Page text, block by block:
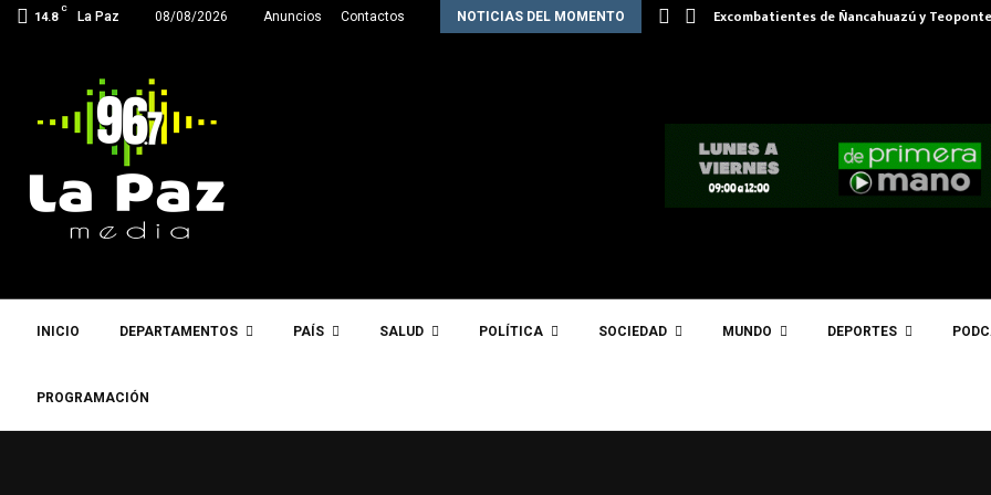
14.8
C
La Paz 08/08/2026 Anuncios Contactos NOTICIAS DEL MOMENTO
Inter Star Rush hace historia y clasifica… Excombatientes de Ñancahuazú y Teoponte
INICIO DEPARTAMENTOS PAÍS SALUD POLÍTICA SOCIEDAD MUNDO DEPORTES
PROGRAMACIÓN